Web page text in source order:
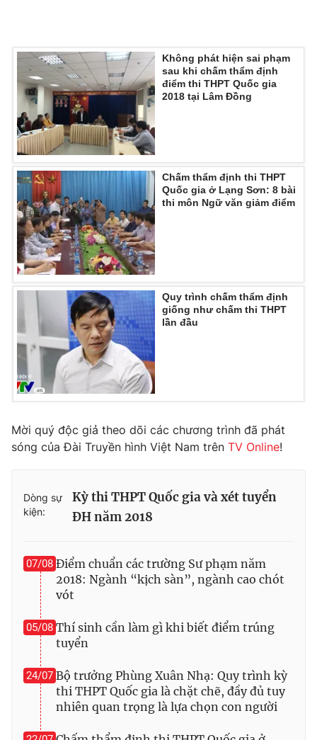
Phó Tổng Biên tập:
Nguyễn Thị Mỹ Hạnh, Phạm Quốc Thắng,
Nguyễn Trọng Ninh
Tổng đài VTV:024.38 355 931 - 024.38 355 932
Ðiện thoại Thời báo VTV:024.66 897 897
Email:toasoan@vtv.vn
Liên hệ quảng cáo:024-7300.7108
® Cấm sao chép dưới mọi hình thức nếu không có sự chấp
thuận bằng văn bản. Ghi rõ nguồn VTV.vn khi phát hành lại
thông tin từ website này.
Không phát hiện sai phạm
sau khi chấm thẩm định
điểm thi THPT Quốc gia
2018 tại Lâm Đồng
Chấm thẩm định thi THPT
Quốc gia ở Lạng Sơn: 8 bài
thi môn Ngữ văn giảm điểm
Quy trình chấm thẩm định
giống như chấm thi THPT
lần đầu
Mời quý độc giả theo dõi các chương trình đã phát
sóng của Đài Truyền hình Việt Nam trên TV Online!
Dòng sự
kiện:
Kỳ thi THPT Quốc gia và xét tuyển
ĐH năm 2018
07/08 Điểm chuẩn các trường Sư phạm năm
2018: Ngành “kịch sàn”, ngành cao chót
vót
05/08 Thí sinh cần làm gì khi biết điểm trúng
tuyển
24/07 Bộ trưởng Phùng Xuân Nhạ: Quy trình kỳ
thi THPT Quốc gia là chặt chẽ, đầy đủ tuy
nhiên quan trọng là lựa chọn con người